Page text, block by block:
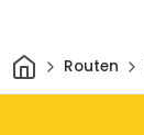
HeimRouten